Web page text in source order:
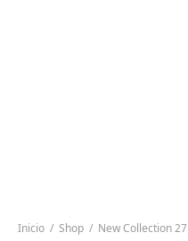
Inicio / Shop / New Collection 27